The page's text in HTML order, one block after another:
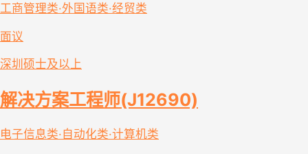
工商管理类·外国语类·经贸类
面议
深圳 硕士及以上
解决方案工程师(J12690)
电子信息类·自动化类·计算机类